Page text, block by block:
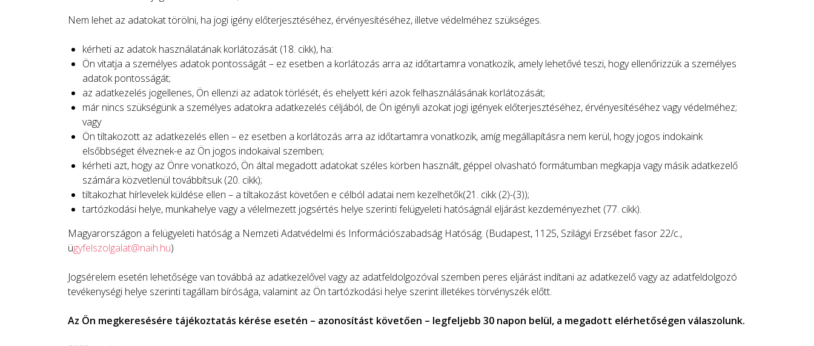
Nem lehet az adatokat törölni, ha jogi igény előterjesztéséhez, érvényesítéséhez, illetve védelméhez szükséges.
kérheti az adatok használatának korlátozását (18. cikk), ha:
Ön vitatja a személyes adatok pontosságát – ez esetben a korlátozás arra az időtartamra vonatkozik, amely lehetővé teszi, hogy ellenőrizzük a személyes
adatok pontosságát;
az adatkezelés jogellenes, Ön ellenzi az adatok törlését, és ehelyett kéri azok felhasználásának korlátozását;
már nincs szükségünk a személyes adatokra adatkezelés céljából, de Ön igényli azokat jogi igények előterjesztéséhez, érvényesítéséhez vagy védelméhez;
vagy
Ön tiltakozott az adatkezelés ellen – ez esetben a korlátozás arra az időtartamra vonatkozik, amíg megállapításra nem kerül, hogy jogos indokaink
elsőbbséget élveznek-e az Ön jogos indokaival szemben;
kérheti azt, hogy az Önre vonatkozó, Ön által megadott adatokat széles körben használt, géppel olvasható formátumban megkapja vagy másik adatkezelő
számára közvetlenül továbbítsuk (20. cikk);
tiltakozhat hírlevelek küldése ellen – a tiltakozást követően e célból adatai nem kezelhetők(21. cikk (2)-(3));
tartózkodási helye, munkahelye vagy a vélelmezett jogsértés helye szerinti felügyeleti hatóságnál eljárást kezdeményezhet (77. cikk).
Magyarországon a felügyeleti hatóság a Nemzeti Adatvédelmi és Információszabadság Hatóság. (Budapest, 1125, Szilágyi Erzsébet fasor 22/c.,
ügyfelszolgalat@naih.hu)
Jogsérelem esetén lehetősége van továbbá az adatkezelővel vagy az adatfeldolgozóval szemben peres eljárást indítani az adatkezelő vagy az adatfeldolgozó
tevékenységi helye szerinti tagállam bírósága, valamint az Ön tartózkodási helye szerint illetékes törvényszék előtt.
Az Ön megkeresésére tájékoztatás kérése esetén – azonosítást követően – legfeljebb 30 napon belül, a megadott elérhetőségen válaszolunk.